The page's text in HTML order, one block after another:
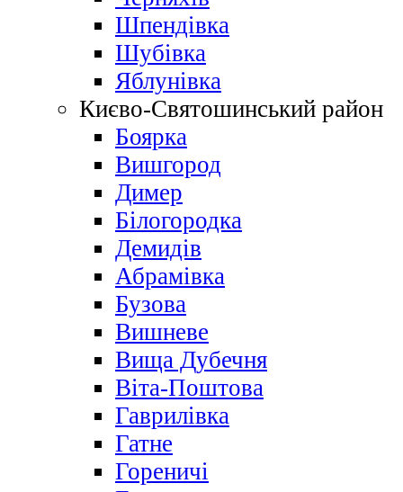
Шпендівка
Шубівка
Яблунівка
Києво-Святошинський район
Боярка
Вишгород
Димер
Білогородка
Демидів
Абрамівка
Бузова
Вишневе
Вища Дубечня
Віта-Поштова
Гаврилівка
Гатне
Гореничі